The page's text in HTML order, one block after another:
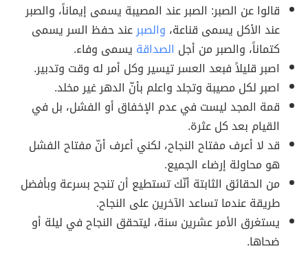
قالوا عن الصبر: الصبر عند المصيبة يسمى إيماناً، والصبر
عند الأكل يسمى قناعة، والصبرعند حفظ السر يسمى
كتماناً، والصبر من أجل الصداقة يسمى وفاء.
اصبر قليلاً فبعد العسر تيسير وكل أمر له وقت وتدبير.
اصبر لكل مصيبة وتجلد واعلم بأنّ الدهر غير مخلد.
قمة المجد ليست في عدم الإخفاق أو الفشل، بل في
القيام بعد كل عثرة.
قد لا أعرف مفتاح النجاح، لكني أعرف أنّ مفتاح الفشل
هو محاولة إرضاء الجميع.
من الحقائق الثابتة أنّك تستطيع أن تنجح بسرعة وبأفضل
طريقة عندما تساعد الآخرين على النجاح.
يستغرق الأمر عشرين سنة، ليتحقق النجاح في ليلة أو
ضحاها.